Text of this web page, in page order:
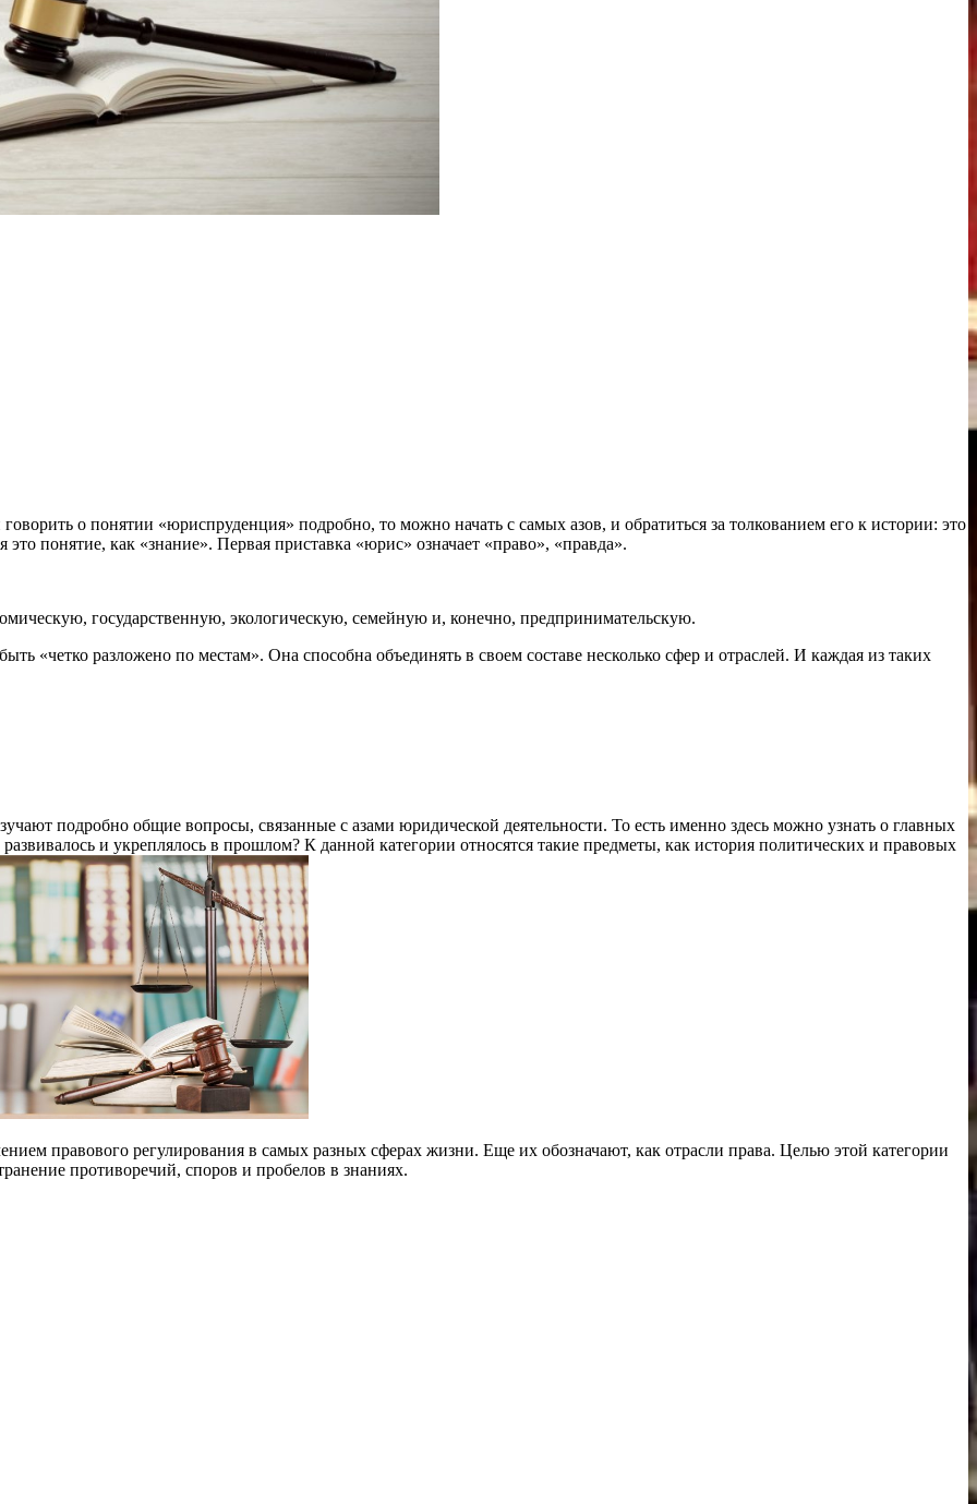
о понятии «юриспруденция» подробно, то можно начать с самых азов, и обратиться за толкованием его к истории: это
понятие, как «знание». Первая приставка «юрис» означает «право», «правда».
государственную, экологическую, семейную и, конечно, предпринимательскую.
«четко разложено по местам». Она способна объединять в своем составе несколько сфер и отраслей. И каждая из таких
подробно общие вопросы, связанные с азами юридической деятельности. То есть именно здесь можно узнать о главных
и укреплялось в прошлом? К данной категории относятся такие предметы, как история политических и правовых
правового регулирования в самых разных сферах жизни. Еще их обозначают, как отрасли права. Целью этой категории
противоречий, споров и пробелов в знаниях.